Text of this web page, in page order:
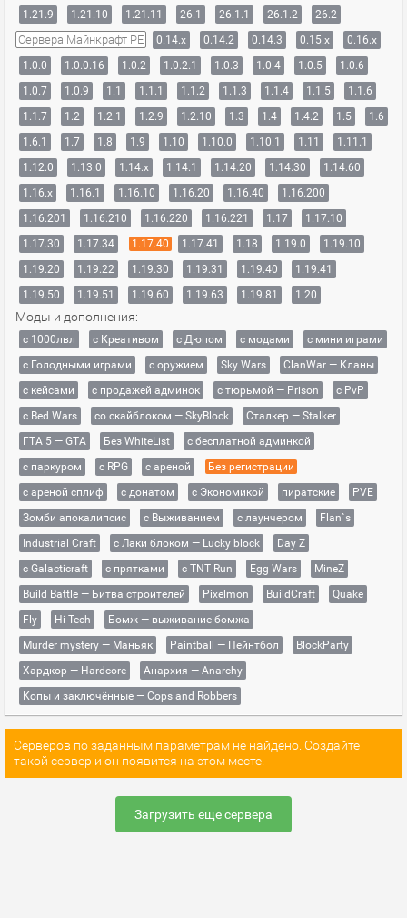
1.21.9
1.21.10 1.21.11 26.1 26.1.1 26.1.2 26.2
Сервера Майнкрафт PE 0.14.x 0.14.2 0.14.3 0.15.x
0.16.x
1.0.0
1.0.0.16 1.0.2 1.0.2.1 1.0.3 1.0.4 1.0.5
1.0.6
1.0.7
1.0.9 1.1 1.1.1 1.1.2 1.1.3 1.1.4 1.1.5
1.1.6
1.1.7
1.2 1.2.1 1.2.9 1.2.10 1.3 1.4 1.4.2 1.5
1.6
1.6.1
1.7 1.8 1.9 1.10 1.10.0 1.10.1 1.11
1.11.1
1.12.0
1.13.0 1.14.x 1.14.1 1.14.20 1.14.30
1.14.60
1.16.x
1.16.1 1.16.10 1.16.20 1.16.40
1.16.200
1.16.201
1.16.210 1.16.220 1.16.221 1.17
1.17.10
1.17.30
1.17.34 1.17.40 1.17.41 1.18 1.19.0
1.19.10
1.19.20
1.19.22 1.19.30 1.19.31 1.19.40
1.19.41
1.19.50
1.19.51 1.19.60 1.19.63 1.19.81 1.20
Моды и дополнения:
с 1000лвл c Креативом с Дюпом с модами
с мини играми
с Голодными играми
с оружием Sky Wars
ClanWar — Кланы
с кейсами
с продажей админок с тюрьмой — Prison
с PvP
с Bed Wars
со скайблоком — SkyBlock
Сталкер — Stalker
ГТА 5 — GTA
Без WhiteList
с бесплатной админкой
с паркуром
с RPG с ареной
Без регистрации
с ареной сплиф
с донатом с Экономикой пиратские
PVE
Зомби апокалипсис
с Выживанием с лаунчером
Flan`s
Industrial Craft
с Лаки блоком — Lucky block
Day Z
с Galacticraft
с прятками с TNT Run Egg Wars
MineZ
Build Battle — Битва строителей
Pixelmon BuildCraft
Quake
Fly
Hi-Tech
Бомж — выживание бомжа
Murder mystery — Маньяк
Paintball — Пейнтбол
BlockParty
Хардкор — Hardcore
Анархия — Anarchy
Копы и заключённые — Cops and Robbers
Серверов по заданным параметрам не найдено. Создайте
такой сервер и он появится на этом месте!
Загрузить еще сервера